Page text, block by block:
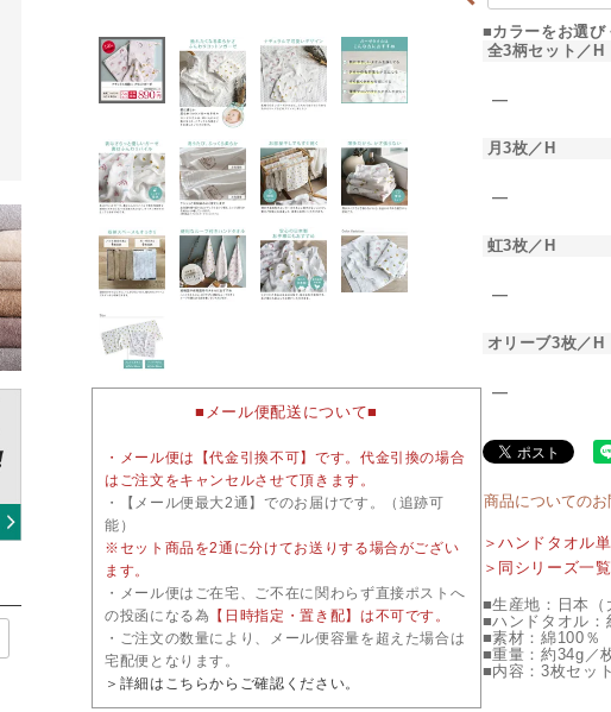
■メール便配送について■
・メール便は【代金引換不可】です。代金引換の場合
はご注文をキャンセルさせて頂きます。
・【メール便最大2通】でのお届けです。（追跡可
能）
※セット商品を2通に分けてお送りする場合がござい
ます。
・メール便はご在宅、ご不在に関わらず直接ポストへ
の投函になる為
【日時指定・置き配】は不可です。
・ご注文の数量により、メール便容量を超えた場合は
宅配便となります。
＞詳細はこちらからご確認ください。
■カラーをお選び
全3柄セット／H
―
月3枚／H
―
虹3枚／H
―
オリーブ3枚／H
―
商品についての
＞ハンドタオル
＞同シリーズ一
■生産地：日本（
■ハンドタオル
■素材：綿100％
■重量：約34g／
■内容：3枚セッ